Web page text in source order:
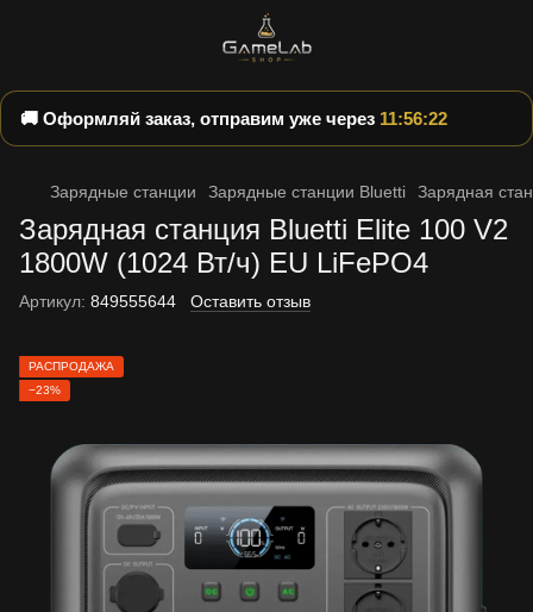
🚚 Оформляй заказ, отправим уже через 11:56:21
Зарядные станции Зарядные станции Bluetti Зарядная
Зарядная станция Bluetti Elite 100 V2
1800W (1024 Вт/ч) EU LiFePO4
Артикул: 849555644 Оставить отзыв
РАСПРОДАЖА
−23%